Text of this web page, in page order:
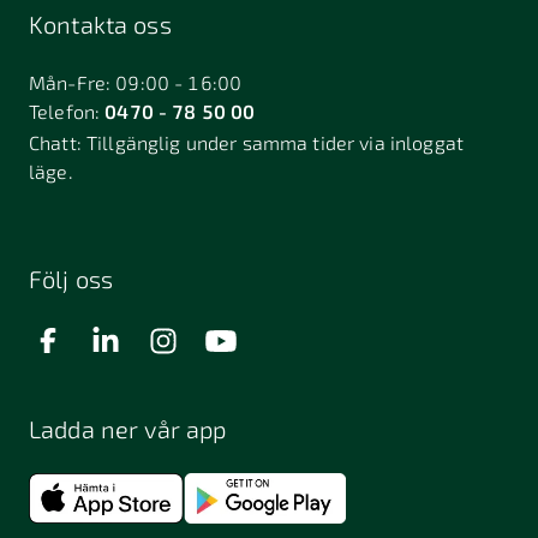
Kontakta oss
Mån-Fre: 09:00 - 16:00
Telefon:0470 - 78 50 00
Chatt:Tillgänglig under samma tider via inloggat
läge.
Följ oss
Ladda ner vår app